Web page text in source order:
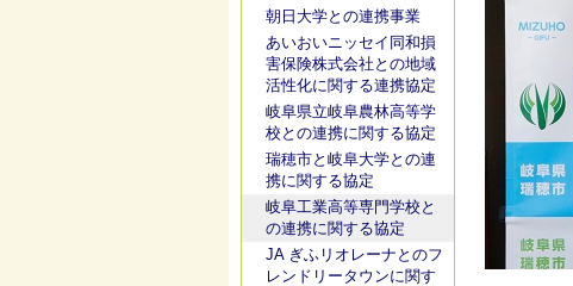
朝日大学との連携事業
あいおいニッセイ同和損
害保険株式会社との地域
活性化に関する連携協定
岐阜県立岐阜農林高等学
校との連携に関する協定
瑞穂市と岐阜大学との連
携に関する協定
岐阜工業高等専門学校と
の連携に関する協定
JA ぎふリオレーナとのフ
レンドリータウンに関す